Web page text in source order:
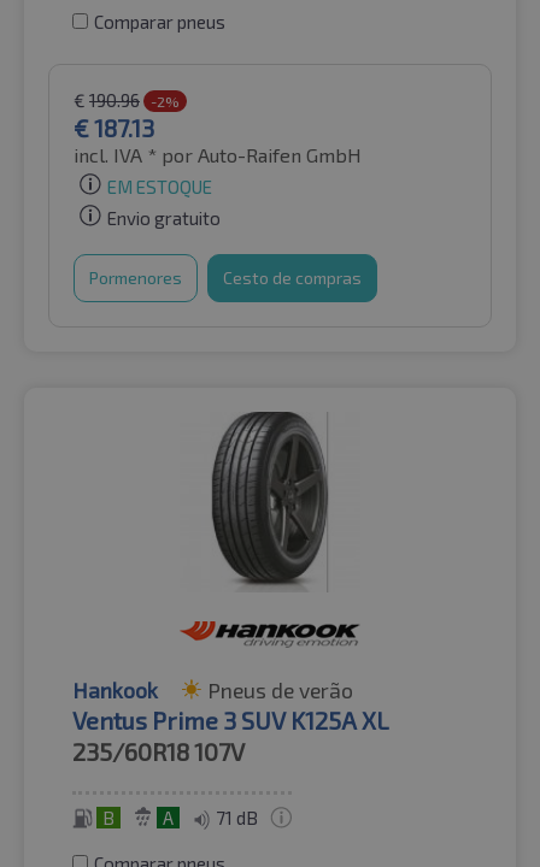
Comparar pneus
€ 190.96 -2%
€187.13
incl. IVA * por Auto-Raifen GmbH
EM ESTOQUE
Envio gratuito
Pormenores Cesto de compras
Hankook Pneus de verão
Ventus Prime 3 SUV K125A XL
235/60R18107V
B A 71 dB